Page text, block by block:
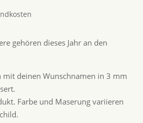
gehören dieses Jahr an den
mit deinen Wunschnamen in 3 mm
Farbe und Maserung variieren